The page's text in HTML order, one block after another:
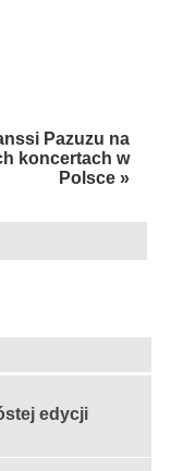
Pazuzu na
koncertach w
Polsce »
edycji